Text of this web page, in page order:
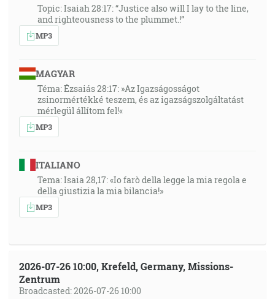
Topic: Isaiah 28:17: “Justice also will I lay to the line,
and righteousness to the plummet.!”
MP3
MAGYAR
Téma: Ézsaiás 28:17: »Az Igazságosságot
zsinormértékké teszem, és az igazságszolgáltatást
mérlegül állítom fel!«
MP3
ITALIANO
Tema: Isaia 28,17: «Io farò della legge la mia regola e
della giustizia la mia bilancia!»
MP3
2026-07-26 10:00, Krefeld, Germany, Missions-
Zentrum
Broadcasted: 2026-07-26 10:00